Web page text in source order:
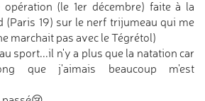
(le 1er décembre) faite à la
(Paris 19) sur le nerf trijumeau qui me
marchait pas avec le Tégrétol)
sport...il n'y a plus que la natation car
que j'aimais beaucoup m'est